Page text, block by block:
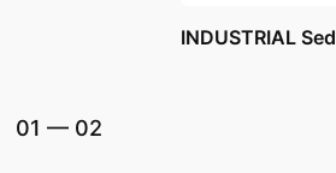
01 — 02
INDUSTRIAL